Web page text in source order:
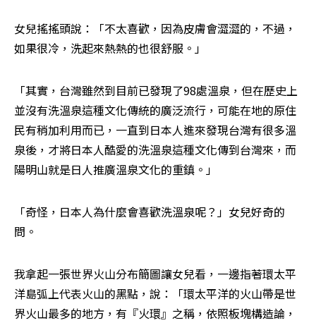
女兒搖搖頭說：「不太喜歡，因為皮膚會澀澀的，不過，
如果很冷，洗起來熱熱的也很舒服。」
「其實，台灣雖然到目前已發現了98處溫泉，但在歷史上
並沒有洗溫泉這種文化傳統的廣泛流行，可能在地的原住
民有稍加利用而已，一直到日本人進來發現台灣有很多溫
泉後，才將日本人酷愛的洗溫泉這種文化傳到台灣來，而
陽明山就是日人推廣溫泉文化的重鎮。」
「奇怪，日本人為什麼會喜歡洗溫泉呢？」女兒好奇的
問。
我拿起一張世界火山分布簡圖讓女兒看，一邊指著環太平
洋島弧上代表火山的黑點，說：「環太平洋的火山帶是世
界火山最多的地方，有『火環』之稱，依照板塊構造論，